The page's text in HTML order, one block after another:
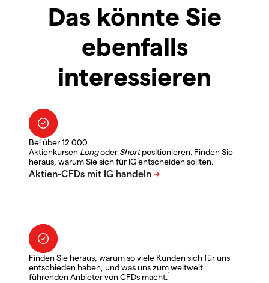
Das könnte Sie
ebenfalls
interessieren
Bei über 12 000
Aktienkursen LongoderShortpositionieren. Finden Sie
heraus, warum Sie sich für IG entscheiden sollten.
Finden Sie heraus, warum so viele Kunden sich für uns
entschieden haben, und was uns zum weltweit
führenden Anbieter von CFDs macht.1